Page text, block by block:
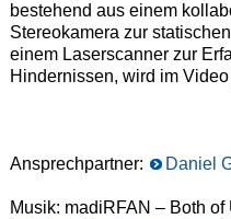
bestehend aus einem
Stereokamera zur
einem Laserscanner zur
Hindernissen, wird im
Ansprechpartner: Daniel
Musik: madiRFAN – Both of